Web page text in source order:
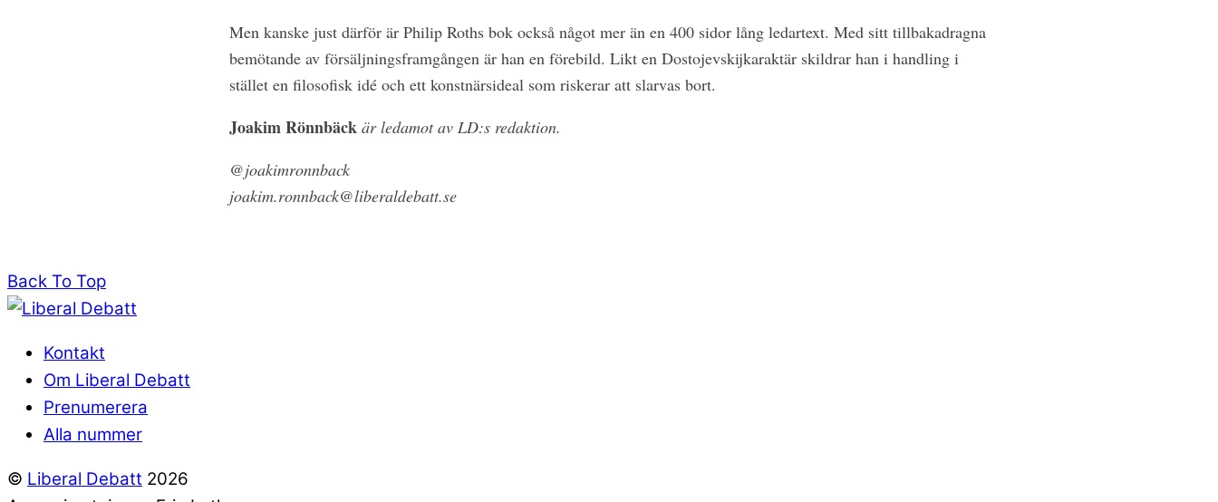
Men kanske just därför är Philip Roths bok också något mer än en 400 sidor lång ledartext. Med sitt tillbakadragna
bemötande av försäljningsframgången är han en förebild. Likt en Dostojevskijkaraktär skildrar han i handling i
stället en filosofisk idé och ett konstnärsideal som riskerar att slarvas bort.
Joakim Rönnbäckär ledamot av LD:s redaktion.
@joakimronnback
joakim.ronnback@liberaldebatt.se
Back To Top
Kontakt
Om Liberal Debatt
Prenumerera
Alla nummer
© Liberal Debatt 2026